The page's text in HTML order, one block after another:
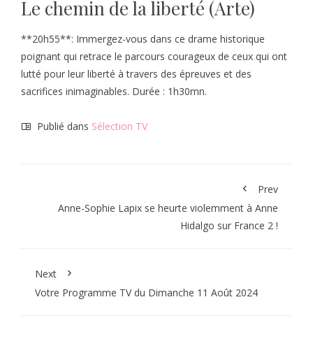
Le chemin de la liberté (Arte)
**20h55**: Immergez-vous dans ce drame historique
poignant qui retrace le parcours courageux de ceux qui ont
lutté pour leur liberté à travers des épreuves et des
sacrifices inimaginables. Durée : 1h30mn.
Publié dans Sélection TV
Prev
Anne-Sophie Lapix se heurte violemment à Anne
Hidalgo sur France 2 !
Next
Votre Programme TV du Dimanche 11 Août 2024